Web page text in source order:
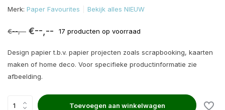
Merk: Paper Favourites Bekijk alles NIEUW
€--,-- €--,-- 17 producten op voorraad
Design papier t.b.v. papier projecten zoals scrapbooking, kaarten
maken of home deco. Voor specifieke productinformatie zie
afbeelding.
Toevoegen aan winkelwagen